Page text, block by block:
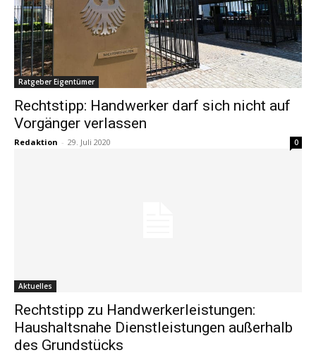
Ratgeber Eigentümer
Rechtstipp: Handwerker darf sich nicht auf
Vorgänger verlassen
Redaktion - 29. Juli 2020 0
Aktuelles
Rechtstipp zu Handwerkerleistungen:
Haushaltsnahe Dienstleistungen außerhalb
des Grundstücks